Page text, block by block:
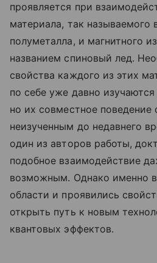
проявляется при
материала, так называемого
полуметалла, и магнитного
названием спиновый лед.
свойства каждого из этих
по себе уже давно
но их совместное поведение
неизученным до недавнего
один из авторов работы,
подобное взаимодействие
возможным. Однако именно в
области и проявились
открыть путь к новым
квантовых эффектов.